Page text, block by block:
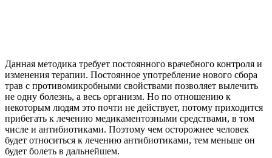
Данная методика требует постоянного врачебного контроля и
изменения терапии. Постоянное употребление нового сбора
трав с противомикробными свойствами позволяет вылечить
не одну болезнь, а весь организм. Но по отношению к
некоторым людям это почти не действует, потому приходится
прибегать к лечению медикаментозными средствами, в том
числе и антибиотиками. Поэтому чем осторожнее человек
будет относиться к лечению антибиотиками, тем меньше он
будет болеть в дальнейшем.